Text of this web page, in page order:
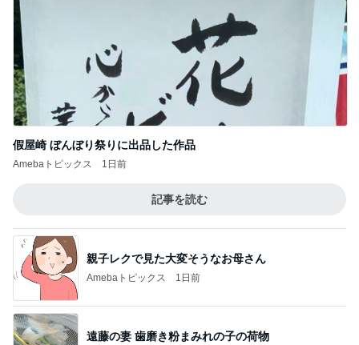
假屋崎 ぼんぼり祭りに出品した作品
Amebaトピックス 1日前
記事を読む
親子レクで見た大変そうなお母さん
Amebaトピックス 1日前
遠藤の妻 歯磨き粉まみれの子の荷物